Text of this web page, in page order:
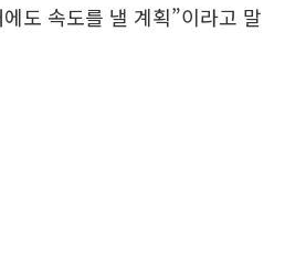
도 속도를 낼 계획”이라고 말